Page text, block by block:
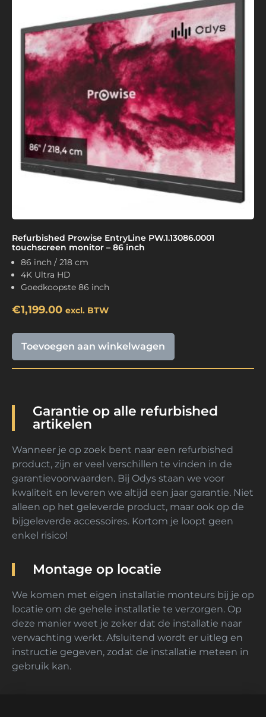
Refurbished Prowise EntryLine PW.1.13086.0001
touchscreen monitor – 86 inch
86 inch / 218 cm
4K Ultra HD
Goedkoopste 86 inch
€1,199.00 excl. BTW
Toevoegen aan winkelwagen
Garantie op alle refurbished
artikelen
Wanneer je op zoek bent naar een refurbished
product, zijn er veel verschillen te vinden in de
garantievoorwaarden. Bij Odys staan we voor
kwaliteit en leveren we altijd een jaar garantie. Niet
alleen op het geleverde product, maar ook op de
bijgeleverde accessoires. Kortom je loopt geen
enkel risico!
Montage op locatie
We komen met eigen installatie monteurs bij je op
locatie om de gehele installatie te verzorgen. Op
deze manier weet je zeker dat de installatie naar
verwachting werkt. Afsluitend wordt er uitleg en
instructie gegeven, zodat de installatie meteen in
gebruik kan.